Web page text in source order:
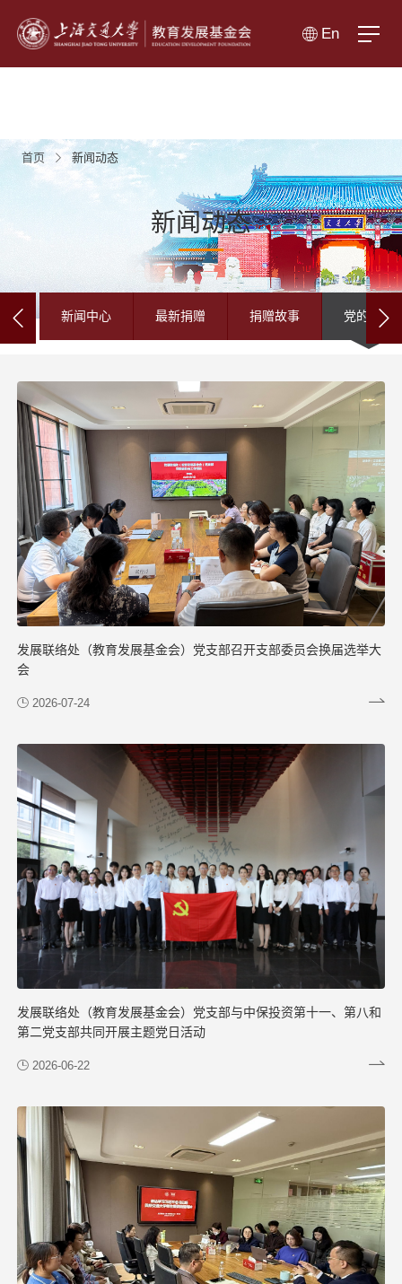
En
首页 新闻动态
新闻动态
新闻中心 最新捐赠 捐赠故事 党的建设
发展联络处（教育发展基金会）党支部召开支部委员会换届选举大
会
2026-07-24
发展联络处（教育发展基金会）党支部与中保投资第十一、第八和
第二党支部共同开展主题党日活动
2026-06-22